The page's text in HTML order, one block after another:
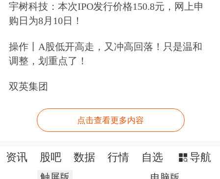
宇树科技：本次IPO发行价格150.8元，网上申
购日为8月10日！
操作丨A股低开高走，又冲高回落！只是温和
调整，划重点了！
双英集团
点击查看更多内容
资讯 股吧 数据 行情 自选 导航